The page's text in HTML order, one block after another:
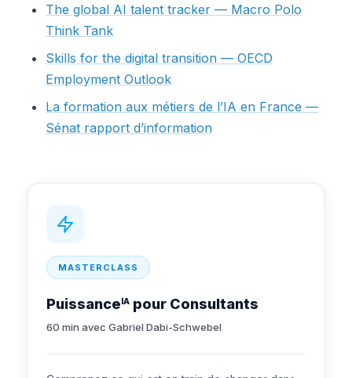
The global AI talent tracker — Macro Polo
Think Tank
Skills for the digital transition — OECD
Employment Outlook
La formation aux métiers de l’IA en France —
Sénat rapport d’information
MASTERCLASS
Puissance IA pour Consultants
60 min avec Gabriel Dabi-Schwebel